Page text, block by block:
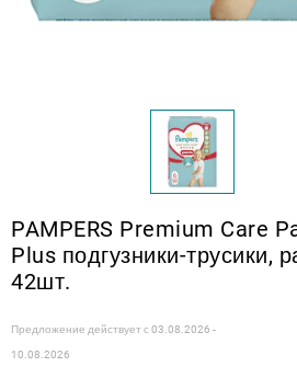
PAMPERS Premium Care
Plus подгузники-трусики,
42шт.
Предложение действует с03.08.2026 -
10.08.2026